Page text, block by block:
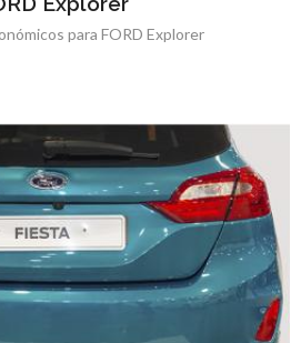
para FORD Explorer